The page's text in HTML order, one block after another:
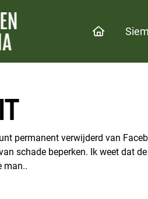
Home
permanent verwijderd van
schade beperken. Ik weet dat
man..